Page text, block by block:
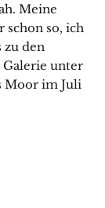
Meine
schon so, ich
zu den
unter
Moor im Juli